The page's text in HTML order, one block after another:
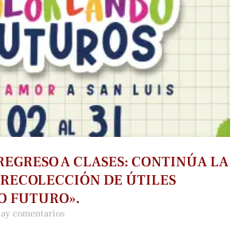
A CLASES: CONTINÚA LA
DE ÚTILES
FUTURO».
comentarios